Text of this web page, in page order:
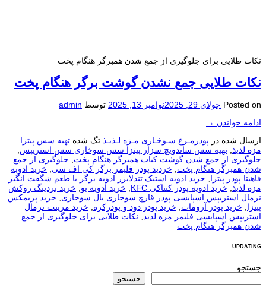
نکات طلایی برای جلوگیری از جمع شدن همبرگر هنگام پخت
نکات طلایی جمع نشدن گوشت برگر هنگام پخت
Posted on جولای 29, 2025 نوامبر 13, 2025 توسط admin
ادامه خواندن →
ارسال شده در پودرمـرغ سـوخـاری مـزه لـذیـذ تگ شده تهیه سس پیتزا
مزه لذیذ, تهیه سس ساندویچ سزار پیتزا سس سوخاری سس استریپس,
جلوگیری از جمع شدن گوشت کباب همبرگر هنگام پخت, جلوگیری از جمع
شدن همبرگر هنگام پخت, خردید پودر فلیمر برگر کی اف سی, خرید ادوبه
فاهیتا پودر پیتزا, خرید ادویه استیک تندلایزر ادویه برگر با طعم شگفت انگیز
مزه لذیذ, خرید ادویه پودر کنتاکی KFC , خرید ادویه یو, خرید بردینگ روکش
نرمال استریپس اسپایسی پودر قارچ سوخاری بال سوخاری, خرید پریمکس
پیتزا, خرید پودر آرومات, خرید پودر دود و پودرکره, خرید مرینت نرمال
استریپس اسپایسی فلیمر مزه لذیذ, نکات طلایی برای جلوگیری از جمع
شدن همبرگر هنگام پخت
UPDATING
جستجو
جستجو